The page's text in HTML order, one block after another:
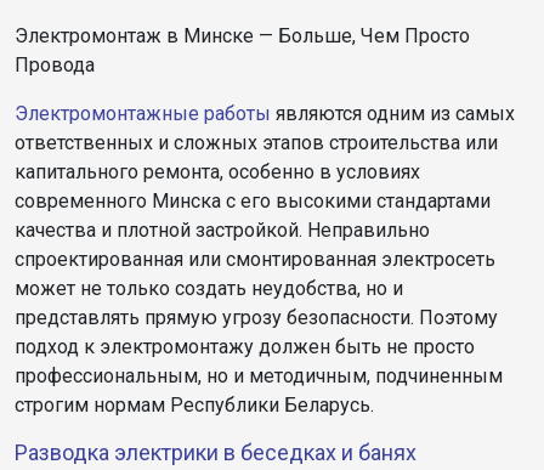
Электромонтаж в Минске — Больше, Чем Просто
Провода
Электромонтажные работы являются одним из самых
ответственных и сложных этапов строительства или
капитального ремонта, особенно в условиях
современного Минска с его высокими стандартами
качества и плотной застройкой. Неправильно
спроектированная или смонтированная электросеть
может не только создать неудобства, но и
представлять прямую угрозу безопасности. Поэтому
подход к электромонтажу должен быть не просто
профессиональным, но и методичным, подчиненным
строгим нормам Республики Беларусь.
Разводка электрики в беседках и банях